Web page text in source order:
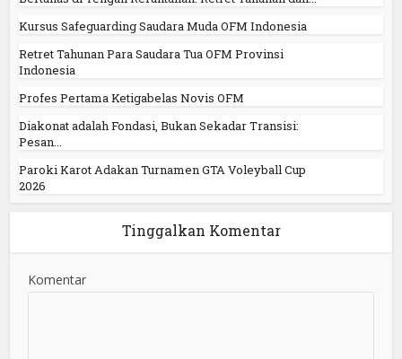
Kursus Safeguarding Saudara Muda OFM Indonesia
Retret Tahunan Para Saudara Tua OFM Provinsi
Indonesia
Profes Pertama Ketigabelas Novis OFM
Diakonat adalah Fondasi, Bukan Sekadar Transisi:
Pesan...
Paroki Karot Adakan Turnamen GTA Voleyball Cup
2026
Tinggalkan Komentar
Komentar